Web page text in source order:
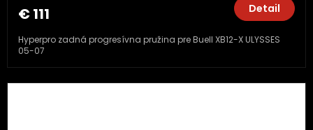
€ 111 Detail
Hyperpro zadná progresívna pružina pre Buell XB12-X ULYSSES
05-07